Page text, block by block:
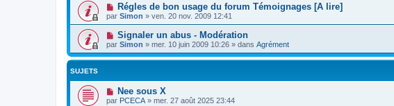
Régles de bon usage du forum Témoignages [A lire]
par Simon » ven. 20 nov. 2009 12:41
Signaler un abus - Modération
par Simon » mer. 10 juin 2009 10:26 » dans Agrément
SUJETS
Nee sous X
par PCECA » mer. 27 août 2025 23:44